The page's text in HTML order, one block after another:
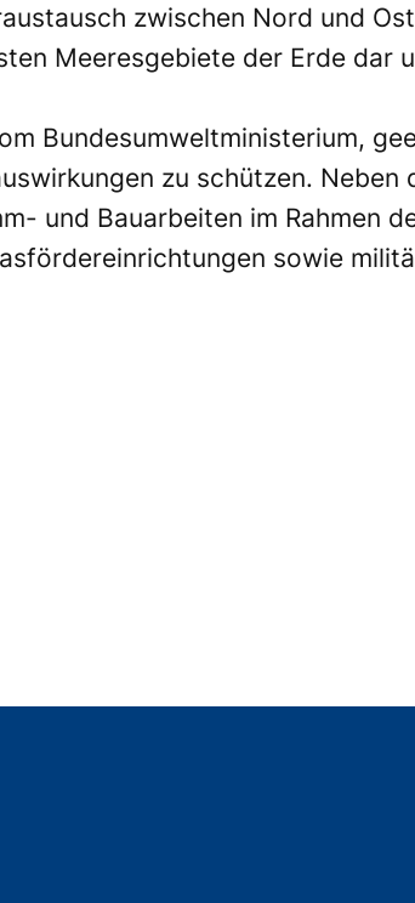
zwischen Nord und
Meeresgebiete der Erde dar
Bundesumweltministerium,
zu schützen. Neben
und Bauarbeiten im Rahmen
sowie